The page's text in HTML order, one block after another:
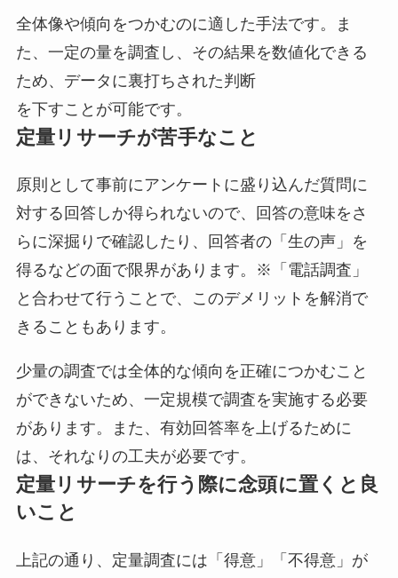
全体像や傾向をつかむのに適した手法です。ま
た、一定の量を調査し、その結果を数値化できる
ため、データに裏打ちされた判断
を下すことが可能です。
定量リサーチが苦手なこと
原則として事前にアンケートに盛り込んだ質問に
対する回答しか得られないので、回答の意味をさ
らに深掘りで確認したり、回答者の「生の声」を
得るなどの面で限界があります。※「電話調査」
と合わせて行うことで、このデメリットを解消で
きることもあります。
少量の調査では全体的な傾向を正確につかむこと
ができないため、一定規模で調査を実施する必要
があります。また、有効回答率を上げるために
は、それなりの工夫が必要です。
定量リサーチを行う際に念頭に置くと良
いこと
上記の通り、定量調査には「得意」「不得意」が